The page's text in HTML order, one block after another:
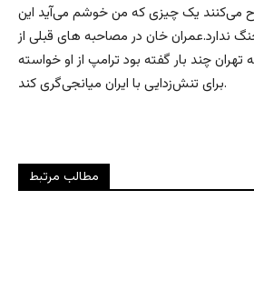
می‌کنند یک چیزی که من خوشم می‌آید این
ندارد.عمران خان در مصاحبه های قبلی از
چند بار گفته بود ترامپ از او خواسته
برای تنش‌زدایی با ایران میانجی‌گری کند.
مطالب مرتبط